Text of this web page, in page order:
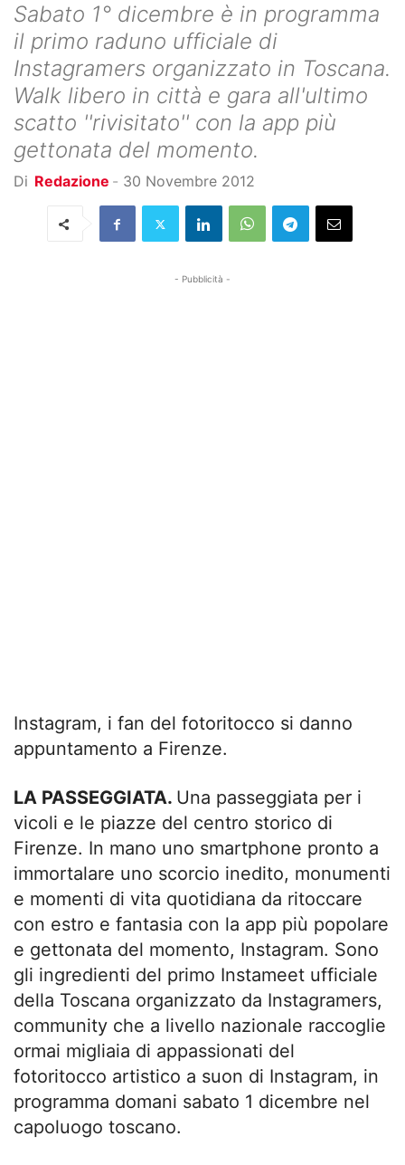
Sabato 1° dicembre è in programma
il primo raduno ufficiale di
Instagramers organizzato in Toscana.
Walk libero in città e gara all'ultimo
scatto ''rivisitato'' con la app più
gettonata del momento.
Di Redazione - 30 Novembre 2012
- Pubblicità -
Instagram, i fan del fotoritocco si danno
appuntamento a Firenze.
LA PASSEGGIATA. Una passeggiata per i
vicoli e le piazze del centro storico di
Firenze. In mano uno smartphone pronto a
immortalare uno scorcio inedito, monumenti
e momenti di vita quotidiana da ritoccare
con estro e fantasia con la app più popolare
e gettonata del momento, Instagram. Sono
gli ingredienti del primo Instameet ufficiale
della Toscana organizzato da Instagramers,
community che a livello nazionale raccoglie
ormai migliaia di appassionati del
fotoritocco artistico a suon di Instagram, in
programma domani sabato 1 dicembre nel
capoluogo toscano.